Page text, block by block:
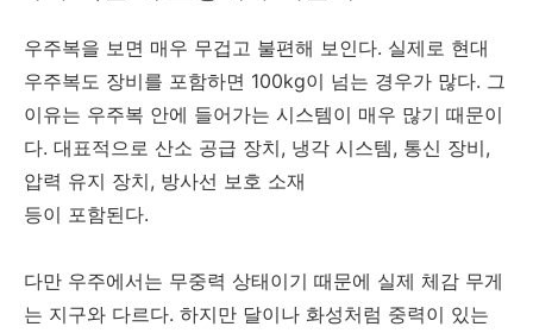
우주복을 보면 매우 무겁고 불편해 보인다. 실제로 현대
우주복도 장비를 포함하면 100kg이 넘는 경우가 많다. 그
이유는 우주복 안에 들어가는 시스템이 매우 많기 때문이
다. 대표적으로 산소 공급 장치, 냉각 시스템, 통신 장비,
압력 유지 장치, 방사선 보호 소재
등이 포함된다.
다만 우주에서는 무중력 상태이기 때문에 실제 체감 무게
는 지구와 다르다. 하지만 달이나 화성처럼 중력이 있는